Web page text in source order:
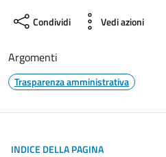
Condividi Vedi azioni
Argomenti
Trasparenza amministrativa
INDICE DELLA PAGINA